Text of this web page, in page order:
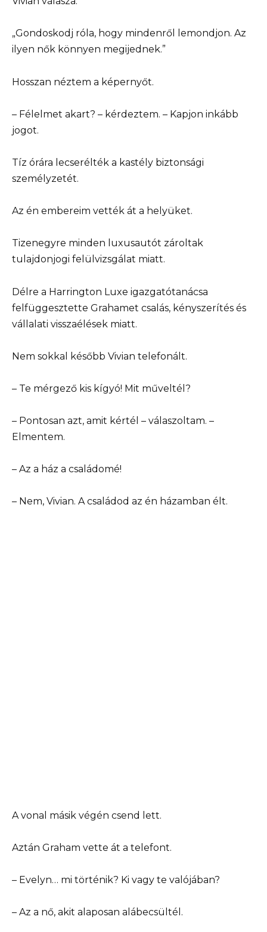
„Gondoskodj róla, hogy mindenről lemondjon. Az
ilyen nők könnyen megijednek.”
Hosszan néztem a képernyőt.
– Félelmet akart? – kérdeztem. – Kapjon inkább
jogot.
Tíz órára lecserélték a kastély biztonsági
személyzetét.
Az én embereim vették át a helyüket.
Tizenegyre minden luxusautót zároltak
tulajdonjogi felülvizsgálat miatt.
Délre a Harrington Luxe igazgatótanácsa
felfüggesztette Grahamet csalás, kényszerítés és
vállalati visszaélések miatt.
Nem sokkal később Vivian telefonált.
– Te mérgező kis kígyó! Mit műveltél?
– Pontosan azt, amit kértél – válaszoltam. –
Elmentem.
– Az a ház a családomé!
– Nem, Vivian. A családod az én házamban élt.
A vonal másik végén csend lett.
Aztán Graham vette át a telefont.
– Evelyn… mi történik? Ki vagy te valójában?
– Az a nő, akit alaposan alábecsültél.